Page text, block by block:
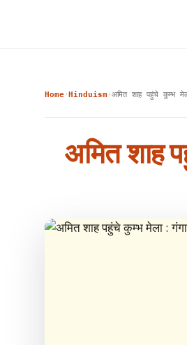
Home›Hinduism›अमित शाह पहुंचे कुम्भ
अमित शाह